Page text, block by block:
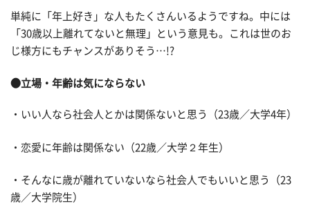
単純に「年上好き」な人もたくさんいるようですね。中には
「30歳以上離れてないと無理」という意見も。これは世のお
じ様方にもチャンスがありそう…!?
●立場・年齢は気にならない
・いい人なら社会人とかは関係ないと思う（23歳／大学4年）
・恋愛に年齢は関係ない（22歳／大学２年生）
・そんなに歳が離れていないなら社会人でもいいと思う（23
歳／大学院生）